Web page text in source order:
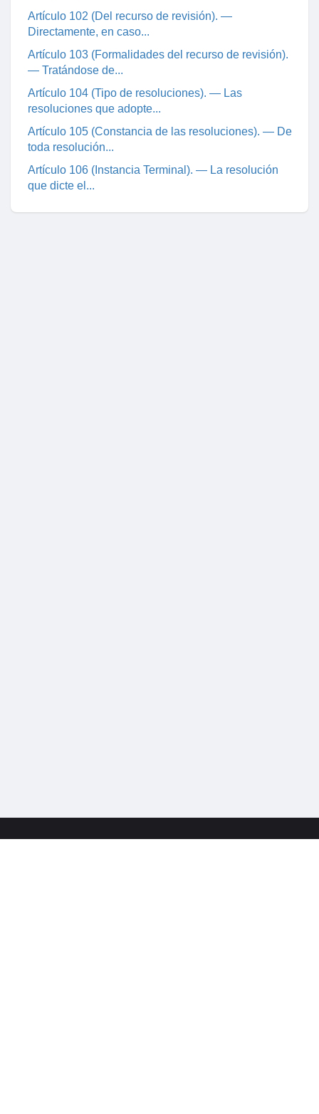
Artículo 102 (Del recurso de revisión). —
Directamente, en caso...
Artículo 103 (Formalidades del recurso de revisión).
— Tratándose de...
Artículo 104 (Tipo de resoluciones). — Las
resoluciones que adopte...
Artículo 105 (Constancia de las resoluciones). — De
toda resolución...
Artículo 106 (Instancia Terminal). — La resolución
que dicte el...
Juristas.mx